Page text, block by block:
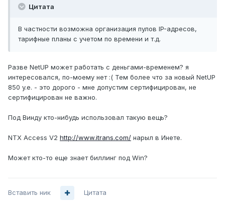
Цитата
В частности возможна организация пулов IP-адресов,
тарифные планы с учетом по времени и т.д.
Разве NetUP может работать с деньгами-временем? я
интересовался, по-моему нет :( Тем более что за новый NetUP
850 y.e. - это дорого - мне допустим сертифицирован, не
сертифицирован не важно.
Под Винду кто-нибудь использовал такую вещь?
NTX Access V2 http://www.itrans.com/ нарыл в Инете.
Может кто-то еще знает биллинг под Win?
Вставить ник Цитата